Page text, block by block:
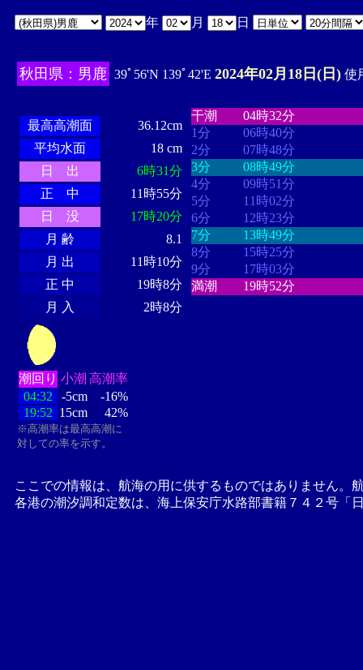
年 月 日
秋田県：男鹿 39ﾟ56'N 139ﾟ42'E 2024年02月18日(日) 使
最高高潮面
36.12cm
平均水面
18 cm
日 出
6時31分
正 中
11時55分
日 没
17時20分
月 齢
8.1
月 出
11時10分
正 中
19時8分
月 入
2時8分
潮回り 小潮 高潮率
04:32
-5cm
-16%
19:52 15cm 42%
※高潮率は最高高潮に
対しての率を示す。
干潮
04時32分
1分
06時40分
2分
07時48分
3分
08時49分
4分
09時51分
5分
11時02分
6分
12時23分
7分
13時49分
8分
15時25分
9分
17時03分
満潮
19時52分
ここでの情報は、航海の用に供するものではありません。
各港の潮汐調和定数は、海上保安庁水路部書籍７４２号「